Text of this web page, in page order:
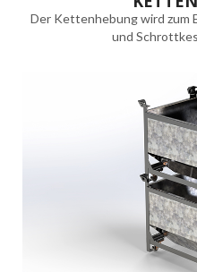
Der Kettenhebung wird zum
und